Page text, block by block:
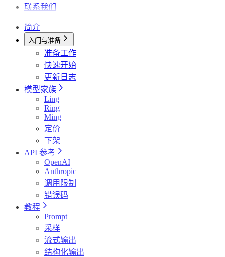
联系我们
简介
入门与准备
准备工作
快速开始
更新日志
模型家族
Ling
Ring
Ming
定价
下架
API 参考
OpenAI
Anthropic
调用限制
错误码
教程
Prompt
采样
流式输出
结构化输出